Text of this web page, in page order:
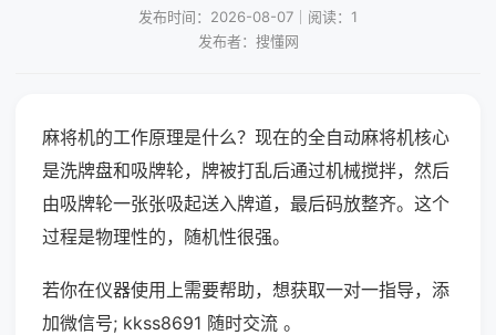
发布时间：2026-08-07｜阅读：1
发布者：搜懂网
麻将机的工作原理是什么？现在的全自动麻将机核心
是洗牌盘和吸牌轮，牌被打乱后通过机械搅拌，然后
由吸牌轮一张张吸起送入牌道，最后码放整齐。这个
过程是物理性的，随机性很强。
若你在仪器使用上需要帮助，想获取一对一指导，添
加微信号; kkss8691 随时交流 。